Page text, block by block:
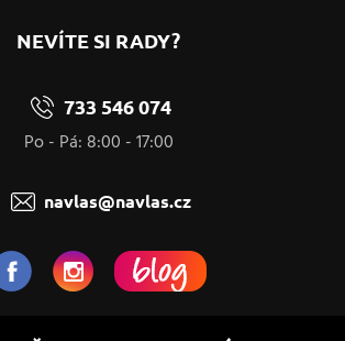
NEVÍTE SI RADY?
733 546 074
Po - Pá: 8:00 - 17:00
navlas@navlas.cz